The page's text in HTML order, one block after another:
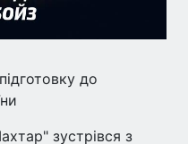
до
зустрівся з